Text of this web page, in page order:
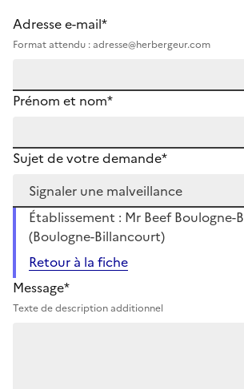
Adresse e-mail*
Format attendu : adresse@herbergeur.com
Prénom et nom*
Sujet de votre demande*
Établissement : Mr Beef Boulogne-
(Boulogne-Billancourt)
Retour à la fiche
Message*
Texte de description additionnel